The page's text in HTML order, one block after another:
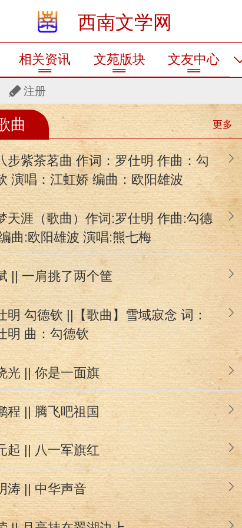
西南文学网
相关资讯 文苑版块 文友中心
注册
曲 更多
步紫茶茗曲 作词：罗仕明 作曲：勾
演唱：江虹娇 编曲：欧阳雄波
天涯（歌曲）作词:罗仕明 作曲:勾德
曲:欧阳雄波 演唱:熊七梅
|| 一肩挑了两个筐
明 勾德钦 ||【歌曲】雪域寂念 词：
明 曲：勾德钦
光 || 你是一面旗
程 || 腾飞吧祖国
起 || 八一军旗红
涛 || 中华声音